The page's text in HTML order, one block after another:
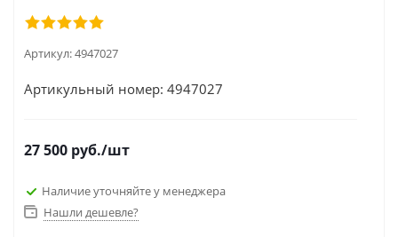
Артикул:4947027
Артикульный номер: 4947027
27 500 руб./шт
Наличие уточняйте у менеджера
Нашли дешевле?